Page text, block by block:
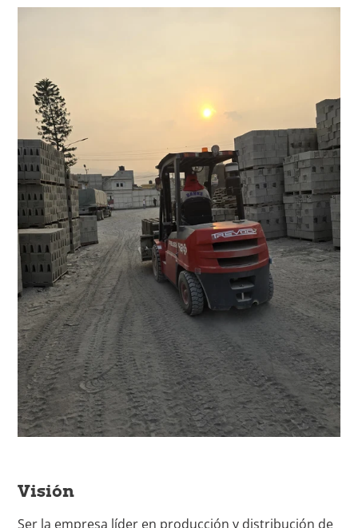
Visión
Ser la empresa líder en producción y distribución de